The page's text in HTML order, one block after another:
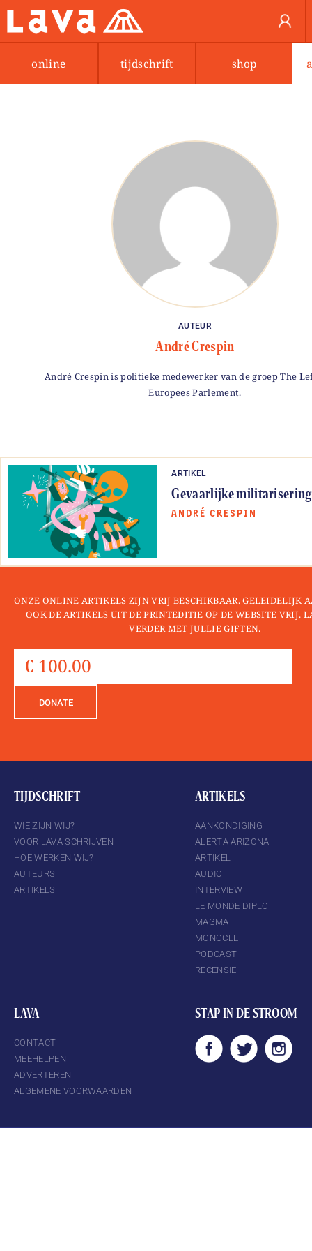
online tijdschrift shop
AUTEUR
André Crespin
André Crespin is politieke medewerker van de groep The
Europees Parlement.
ARTIKEL
Gevaarlijke militarisering
ANDRÉ CRESPIN
ONZE ONLINE ARTIKELS ZIJN VRIJ BESCHIKBAAR. GELEIDELIJK
OOK DE ARTIKELS UIT DE PRINTEDITIE OP DE WEBSITE VRIJ.
VERDER MET JULLIE GIFTEN.
DONATE
TIJDSCHRIFT
WIE ZIJN WIJ?
VOOR LAVA SCHRIJVEN
HOE WERKEN WIJ?
AUTEURS
ARTIKELS
ARTIKELS
AANKONDIGING
ALERTA ARIZONA
ARTIKEL
AUDIO
INTERVIEW
LE MONDE DIPLO
MAGMA
MONOCLE
PODCAST
RECENSIE
LAVA
CONTACT
MEEHELPEN
ADVERTEREN
ALGEMENE VOORWAARDEN
STAP IN DE STROOM